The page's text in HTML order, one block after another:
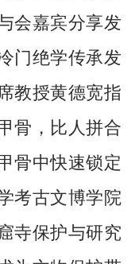
会嘉宾分享发
门绝学传承发
教授黄德宽指
骨，比人拼合
骨中快速锁定
考古文博学院
寺保护与研究